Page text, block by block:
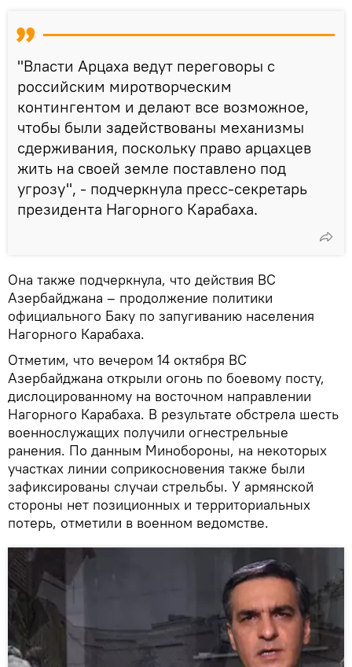
"Власти Арцаха ведут переговоры с
российским миротворческим
контингентом и делают все возможное,
чтобы были задействованы механизмы
сдерживания, поскольку право арцахцев
жить на своей земле поставлено под
угрозу", - подчеркнула пресс-секретарь
президента Нагорного Карабаха.
Она также подчеркнула, что действия ВС
Азербайджана – продолжение политики
официального Баку по запугиванию населения
Нагорного Карабаха.
Отметим, что вечером 14 октября ВС
Азербайджана открыли огонь по боевому посту,
дислоцированному на восточном направлении
Нагорного Карабаха. В результате обстрела шесть
военнослужащих получили огнестрельные
ранения. По данным Минобороны, на некоторых
участках линии соприкосновения также были
зафиксированы случаи стрельбы. У армянской
стороны нет позиционных и территориальных
потерь, отметили в военном ведомстве.